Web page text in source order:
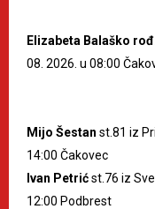
Elizabeta Balaško
08. 2026. u 08:00
Mijo Šestan st.81 iz
14:00 Čakovec
Ivan Petrićst.76 iz
12:00 Podbrest